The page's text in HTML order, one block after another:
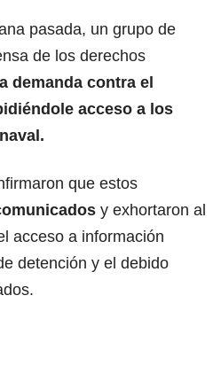
pasada, un grupo de
de los derechos
demanda contra el
acceso a los
que estos
y exhortaron al
acceso a información
detención y el debido